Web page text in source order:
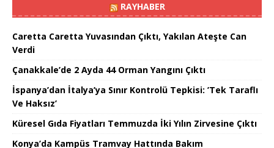
RAYHABER
Caretta Caretta Yuvasından Çıktı, Yakılan Ateşte Can
Verdi
Çanakkale’de 2 Ayda 44 Orman Yangını Çıktı
İspanya’dan İtalya’ya Sınır Kontrolü Tepkisi: ’Tek Taraflı
Ve Haksız’
Küresel Gıda Fiyatları Temmuzda İki Yılın Zirvesine Çıktı
Konya’da Kampüs Tramvay Hattında Bakım